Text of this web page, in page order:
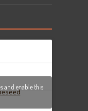
and enable this